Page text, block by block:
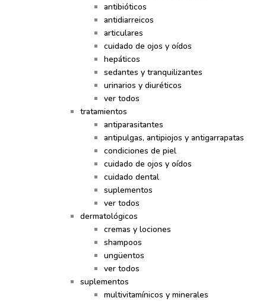
antibióticos
antidiarreicos
articulares
cuidado de ojos y oídos
hepáticos
sedantes y tranquilizantes
urinarios y diuréticos
ver todos
tratamientos
antiparasitantes
antipulgas, antipiojos y antigarrapatas
condiciones de piel
cuidado de ojos y oídos
cuidado dental
suplementos
ver todos
dermatológicos
cremas y lociones
shampoos
ungüentos
ver todos
suplementos
multivitamínicos y minerales